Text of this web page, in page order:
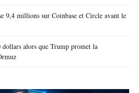
9,4 millions sur Coinbase et Circle avant le
dollars alors que Trump promet la